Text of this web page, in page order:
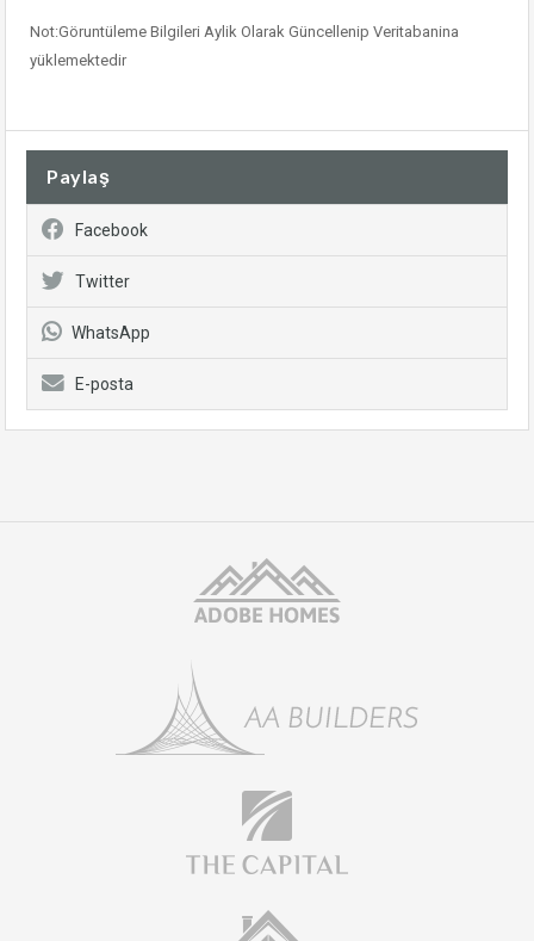
Not:Göruntüleme Bilgileri Aylik Olarak Güncellenip Veritabanina
yüklemektedir
Paylaş
Facebook
Twitter
WhatsApp
E-posta